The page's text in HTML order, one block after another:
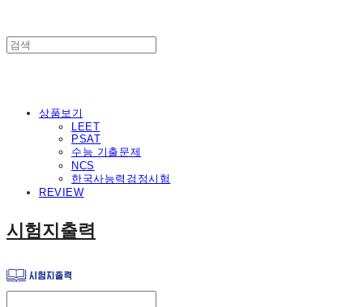
상품보기
LEET
PSAT
수능 기출문제
NCS
한국사능력검정시험
REVIEW
시험지출력